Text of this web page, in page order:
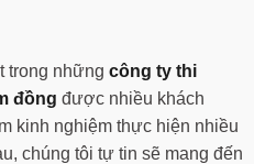
trong những công ty thi
đồng được nhiều khách
kinh nghiệm thực hiện nhiều
chúng tôi tự tin sẽ mang đến